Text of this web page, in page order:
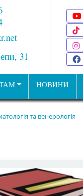
31
НОВИНИ
та венерологія